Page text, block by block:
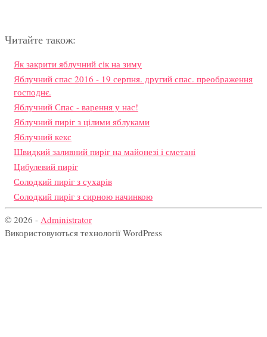
Читайте також:
Як закрити яблучний сік на зиму
Яблучний спас 2016 - 19 серпня. другий спас. преображення
господнє.
Яблучний Спас - варення у нас!
Яблучний пиріг з цілими яблуками
Яблучний кекс
Швидкий заливний пиріг на майонезі і сметані
Цибулевий пиріг
Солодкий пиріг з сухарів
Солодкий пиріг з сирною начинкою
© 2026 - Administrator
Використовуються технології WordPress